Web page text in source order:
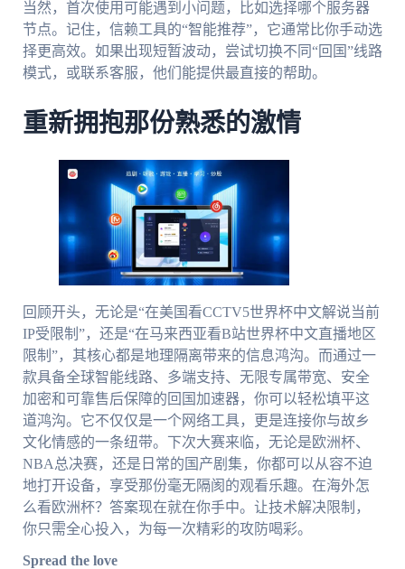
当然，首次使用可能遇到小问题，比如选择哪个服务器
节点。记住，信赖工具的“智能推荐”，它通常比你手动选
择更高效。如果出现短暂波动，尝试切换不同“回国”线路
模式，或联系客服，他们能提供最直接的帮助。
重新拥抱那份熟悉的激情
回顾开头，无论是“在美国看CCTV5世界杯中文解说当前
IP受限制”，还是“在马来西亚看B站世界杯中文直播地区
限制”，其核心都是地理隔离带来的信息鸿沟。而通过一
款具备全球智能线路、多端支持、无限专属带宽、安全
加密和可靠售后保障的回国加速器，你可以轻松填平这
道鸿沟。它不仅仅是一个网络工具，更是连接你与故乡
文化情感的一条纽带。下次大赛来临，无论是欧洲杯、
NBA总决赛，还是日常的国产剧集，你都可以从容不迫
地打开设备，享受那份毫无隔阂的观看乐趣。在海外怎
么看欧洲杯？答案现在就在你手中。让技术解决限制，
你只需全心投入，为每一次精彩的攻防喝彩。
Spread the love